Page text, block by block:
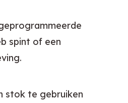
spint of een
stok te gebruiken